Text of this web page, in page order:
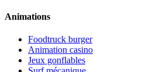
Animations
Foodtruck burger
Animation casino
Jeux gonflables